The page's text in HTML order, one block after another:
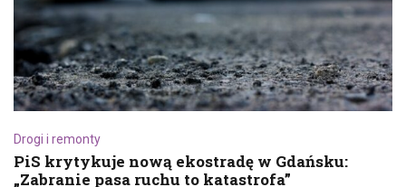
Drogi i remonty
PiS krytykuje nową ekostradę w Gdańsku:
„Zabranie pasa ruchu to katastrofa”